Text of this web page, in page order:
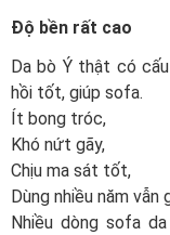
Độ bền rất cao
Da bò Ý thật có
hồi tốt, giúp sofa.
Ít bong tróc,
Khó nứt gãy,
Chịu ma sát tốt,
Dùng nhiều năm
Nhiều dòng sofa